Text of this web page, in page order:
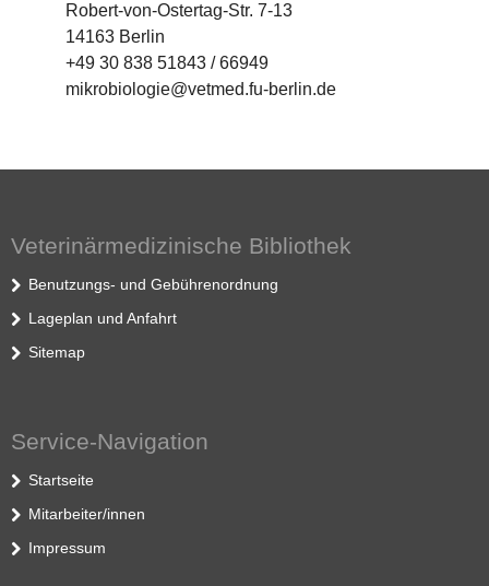
Robert-von-Ostertag-Str. 7-13
14163 Berlin
+49 30 838 51843 / 66949
mikrobiologie@vetmed.fu-berlin.de
Veterinärmedizinische Bibliothek
Benutzungs- und Gebührenordnung
Lageplan und Anfahrt
Sitemap
Service-Navigation
Startseite
Mitarbeiter/innen
Impressum